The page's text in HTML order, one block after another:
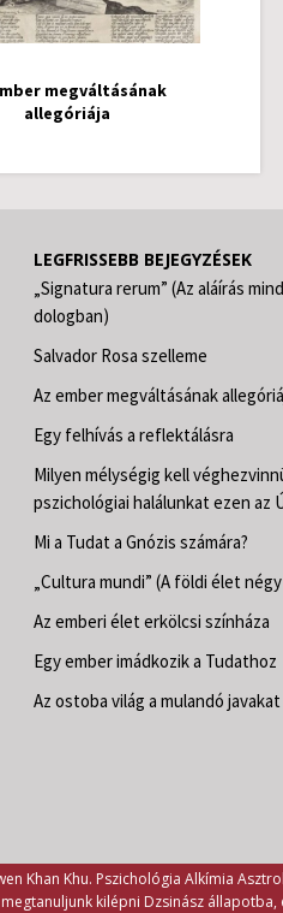
megváltásának
allegóriája
LEGFRISSEBB BEJEGYZÉSEK
„Signatura rerum” (Az aláírás
dologban)
Salvador Rosa szelleme
Az ember megváltásának
Egy felhívás a reflektálásra
Milyen mélységig kell
pszichológiai halálunkat ezen az
Mi a Tudat a Gnózis számára?
„Cultura mundi” (A földi élet
Az emberi élet erkölcsi színháza
Egy ember imádkozik a Tudathoz
Az ostoba világ a mulandó
Khan Khu. Pszichológia Alkímia
kilépni Dzsinász állapotba,